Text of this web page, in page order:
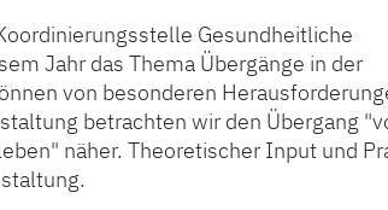
Gesundheitliche
Jahr das Thema Übergänge in der
von besonderen
betrachten wir den Übergang
näher. Theoretischer Input und